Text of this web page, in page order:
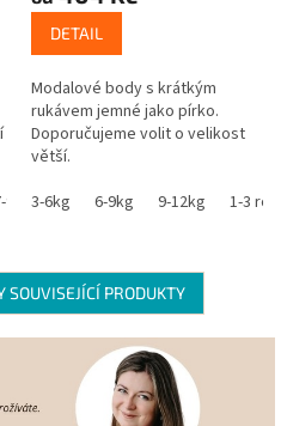
9 let 9-11 let
DETAIL
Modalové body s krátkým
rukávem jemné jako pírko.
Doporučujeme volit o velikost
větší.
3-6kg
6-9kg 9-12kg 1-3 roky
SOUVISEJÍCÍ PRODUKTY